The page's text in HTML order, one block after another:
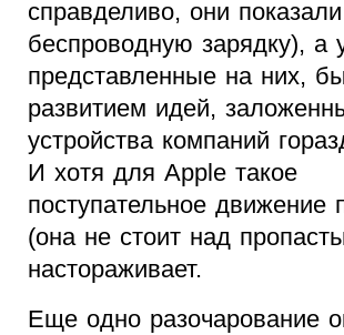
справделиво, они показали
беспроводную зарядку), а
представленные на них,
развитием идей,
устройства компаний
И хотя для Apple такое
поступательное движение
(она не стоит над
настораживает.
Еще одно разочарование